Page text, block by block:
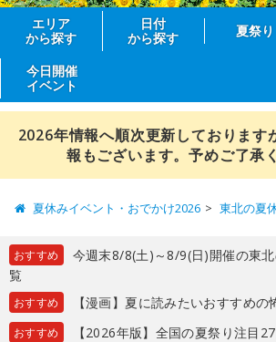
エリア
から探す
日付
から探す
夏祭り
今日開催
イベント
2026年情報へ順次更新しております
報もございます。予めご了承
夏休みイベント・おでかけ2026 東北の夏
おすすめ
今週末8/8(土)～8/9(日)開催の東
覧
おすすめ 【漫画】夏に読みたいおすすめの
おすすめ
【2026年版】全国の夏祭り注目